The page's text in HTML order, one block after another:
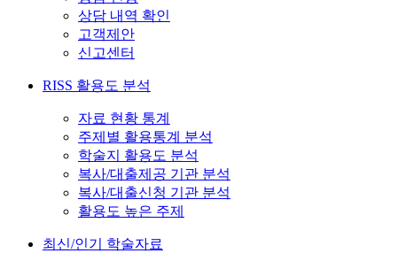
상담 내역 확인
고객제안
신고센터
RISS 활용도 분석
자료 현황 통계
주제별 활용통계 분석
학술지 활용도 분석
복사/대출제공 기관 분석
복사/대출신청 기관 분석
활용도 높은 주제
최신/인기 학술자료